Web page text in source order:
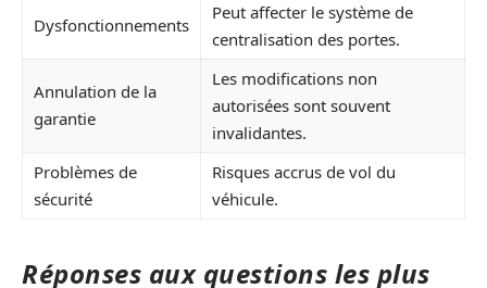
Dysfonctionnements
Peut affecter le système de
centralisation des portes.
Annulation de la
garantie
Les modifications non
autorisées sont souvent
invalidantes.
Problèmes de
sécurité
Risques accrus de vol du
véhicule.
Réponses aux questions les plus